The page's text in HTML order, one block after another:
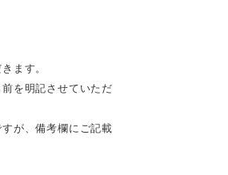
ます。
を明記させていただ
が、備考欄にご記載